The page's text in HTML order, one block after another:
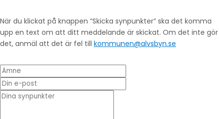
När du klickat på knappen ”Skicka synpunkter” ska det komma
upp en text om att ditt meddelande är skickat. Om det inte gör
det, anmäl att det är fel till kommunen@alvsbyn.se
Ämne
Din e-post
* Dina synpunkter